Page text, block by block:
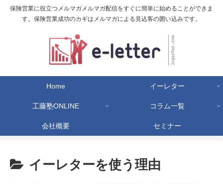
保険営業に役立つメルマガメルマガ配信をすぐに簡単に始めることができま
す。保険営業成功のカギはメルマガによる見込客の囲い込みです。
Home イーレター
工藤塾ONLINE コラム一覧
会社概要 セミナー
イーレターを使う理由